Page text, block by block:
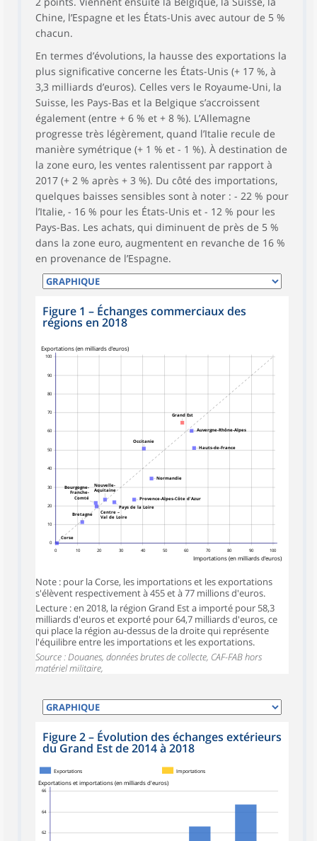
Chine, l’Espagne et les États-Unis avec autour de 5 %
chacun.
En termes d’évolutions, la hausse des exportations la
plus significative concerne les États-Unis (+ 17 %, à
3,3 milliards d’euros). Celles vers le Royaume-Uni, la
Suisse, les Pays-Bas et la Belgique s’accroissent
également (entre + 6 % et + 8 %). L’Allemagne
progresse très légèrement, quand l’Italie recule de
manière symétrique (+ 1 % et - 1 %). À destination de
la zone euro, les ventes ralentissent par rapport à
2017 (+ 2 % après + 3 %). Du côté des importations,
quelques baisses sensibles sont à noter : - 22 % pour
l’Italie, - 16 % pour les États-Unis et - 12 % pour les
Pays-Bas. Les achats, qui diminuent de près de 5 %
dans la zone euro, augmentent en revanche de 16 %
en provenance de l’Espagne.
Figure 1 – Échanges commerciaux des
régions en 2018
0
10
20
30
40
50
60
70
80
90
100
0 10 20 30 40 50 60 70 80 90 100
Exportations (en milliards d’euros)
Importations (en milliards d’euros)
Grand Est
Auvergne-Rhône-Alpes
Hauts-de-France
Occitanie
Normandie
Nouvelle-
Aquitaine
Provence-Alpes-Côte d'Azur
Pays de la Loire
Bourgogne-
Franche-
Comté
Centre –
Val de Loire
Bretagne
Corse
Note : pour la Corse, les importations et les exportations
s'élèvent respectivement à 455 et à 77 millions d'euros.
Lecture : en 2018, la région Grand Est a importé pour 58,3
milliards d'euros et exporté pour 64,7 milliards d'euros, ce
qui place la région au-dessus de la droite qui représente
l'équilibre entre les importations et les exportations.
Source : Douanes, données brutes de collecte, CAF-FAB hors
matériel militaire,
Figure 2– Évolution des échanges extérieurs
du Grand Est de 2014 à 2018
62
64
66
Exportations et importations (en milliards d'euros)
Exportations Importations